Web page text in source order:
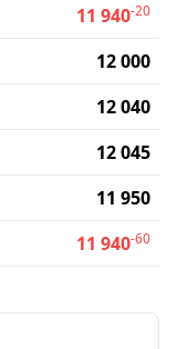
11 940-20
12 000
12 040
12 045
11 950
11 940-60